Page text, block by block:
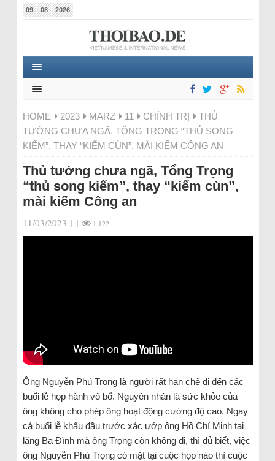
09 08 2026
HOME 2023 MÄRZ 11 CHÍNH TRỊ
THỦ
TƯỚNG CHƯA NGÃ, TỔNG TRỌNG “THỦ SONG
KIẾM”, THAY “KIẾM CÙN”, MÀI KIẾM CÔNG AN
Thủ tướng chưa ngã, Tổng Trọng
“thủ song kiếm”, thay “kiếm cùn”,
mài kiếm Công an
11/03/2023 | | 1.122
Ông Nguyễn Phú Trọng là người rất hạn chế đi đến các
buổi lễ họp hành vô bổ. Nguyên nhân là sức khỏe của
ông không cho phép ông hoạt động cường độ cao. Ngay
cả buổi lễ khấu đầu trước xác ướp ông Hồ Chí Minh tại
lăng Ba Đình mà ông Trọng còn không đi, thì đủ biết, việc
ông Nguyễn Phú Trọng có mặt tại cuộc họp nào thì cuộc